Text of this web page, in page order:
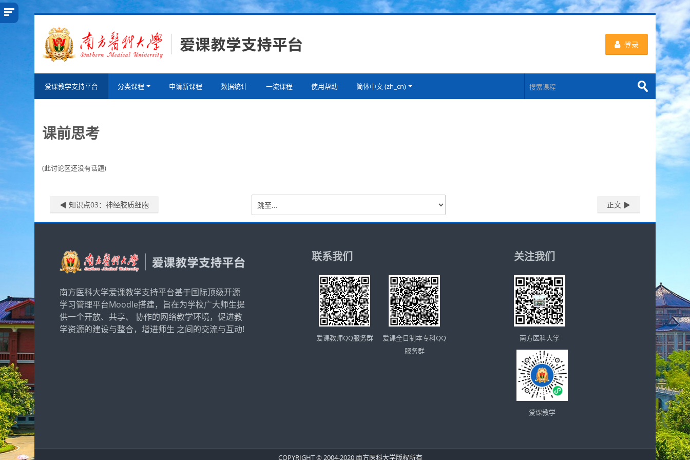
跳
到
要
登录
爱课教学支持平台 分类课程 申请新课程 数据统计 一流课程 使用帮助 简体中文 ‎(zh_cn)‎
索
课
提
交
课前思考
(此讨论区还没有话题)
◀︎ 知识点03：神经胶质细胞
跳
正文 ▶︎
南方医科大学爱课教学支持平台基于国际顶级开源
学习管理平台Moodle搭建，旨在为学校广大师生提
供一个开放、共享、 协作的网络教学环境，促进教
学资源的建设与整合，增进师生 之间的交流与互动!
联系我们
爱课教师QQ服务群
爱课全日制本专科QQ
服务群
关注我们
南方医科大学
爱课教学
COPYRIGHT © 2004-2020 南方医科大学版权所有